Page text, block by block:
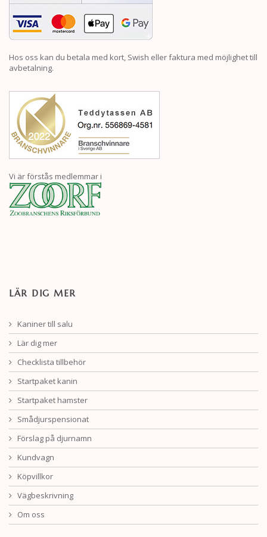
Hos oss kan du betala med kort, Swish eller faktura med möjlighet till
avbetalning.
Vi är förstås medlemmar i
LÄR DIG MER
Kaniner till salu
Lär dig mer
Checklista tillbehör
Startpaket kanin
Startpaket hamster
Smådjurspensionat
Förslag på djurnamn
Kundvagn
Köpvillkor
Vägbeskrivning
Om oss